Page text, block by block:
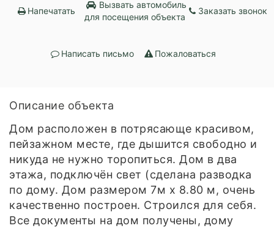
Напечатать
Вызвать автомобиль
для посещения объекта
Заказать звонок
Написать письмо Пожаловаться
Описание объекта
Дом расположен в потрясающе красивом,
пейзажном месте, где дышится свободно и
никуда не нужно торопиться. Дом в два
этажа, подключён свет (сделана разводка
по дому. Дом размером 7м х 8.80 м, очень
качественно построен. Строился для себя.
Все документы на дом получены, дому